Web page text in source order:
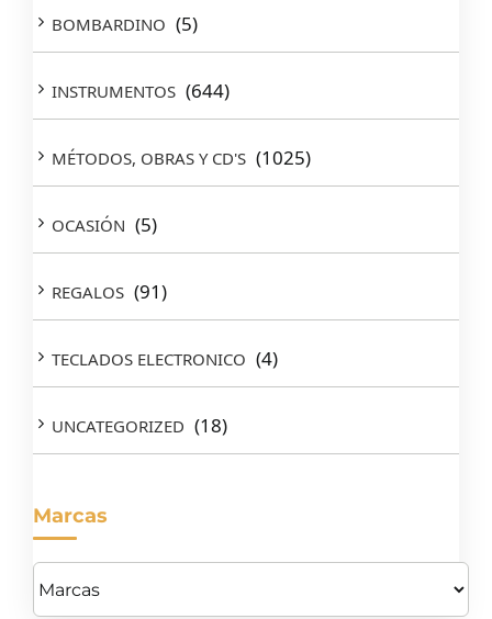
BOMBARDINO (5)
INSTRUMENTOS (644)
MÉTODOS, OBRAS Y CD'S (1025)
OCASIÓN (5)
REGALOS (91)
TECLADOS ELECTRONICO (4)
UNCATEGORIZED (18)
Marcas